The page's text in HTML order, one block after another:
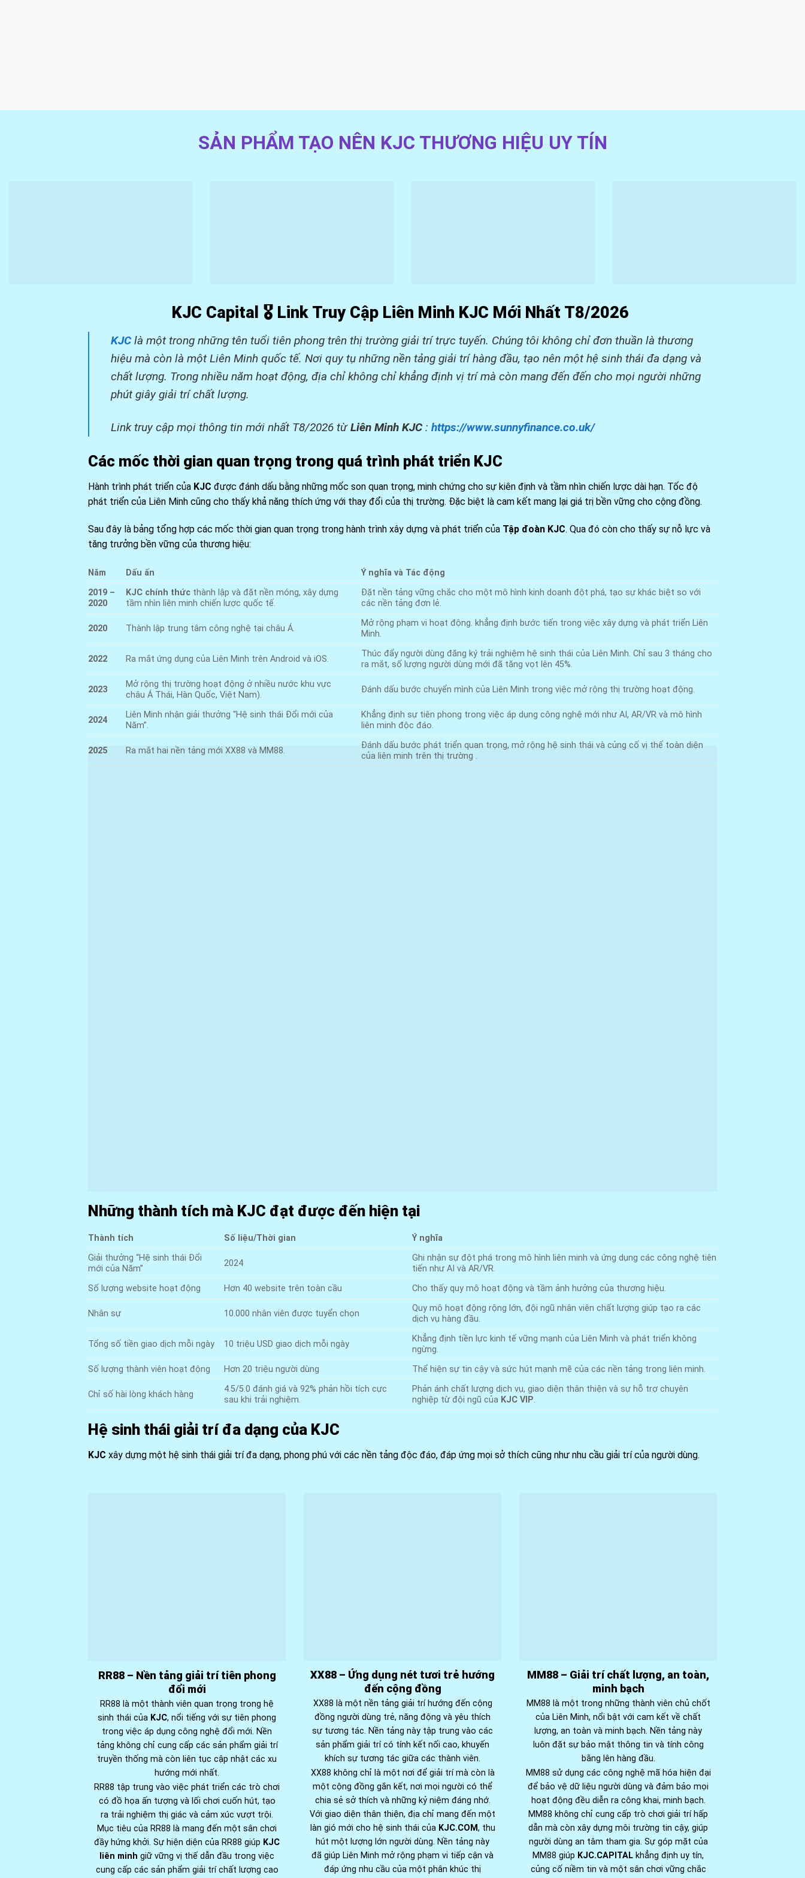
SẢN PHẨM TẠO NÊN KJC THƯƠNG HIỆU UY TÍN
KJC Capital 🎖️ Link Truy Cập Liên Minh KJC Mới Nhất T8/2026
KJC là một trong những tên tuổi tiên phong trên thị trường giải trí trực tuyến. Chúng tôi không chỉ đơn thuần là thương
hiệu mà còn là một Liên Minh quốc tế. Nơi quy tụ những nền tảng giải trí hàng đầu, tạo nên một hệ sinh thái đa dạng và
chất lượng. Trong nhiều năm hoạt động, địa chỉ không chỉ khẳng định vị trí mà còn mang đến đến cho mọi người những
phút giây giải trí chất lượng.
Link truy cập mọi thông tin mới nhất T8/2026 từLiên Minh KJC : https://www.sunnyfinance.co.uk/
Các mốc thời gian quan trọng trong quá trình phát triển KJC
Hành trình phát triển của KJC được đánh dấu bằng những mốc son quan trọng, minh chứng cho sự kiên định và tầm nhìn chiến lược dài hạn. Tốc độ
phát triển của Liên Minh cũng cho thấy khả năng thích ứng với thay đổi của thị trường. Đặc biệt là cam kết mang lại giá trị bền vững cho cộng đồng.
Sau đây là bảng tổng hợp các mốc thời gian quan trọng trong hành trình xây dựng và phát triển của Tập đoàn KJC. Qua đó còn cho thấy sự nỗ lực và
tăng trưởng bền vững của thương hiệu:
Năm Dấu ấn
Ý nghĩa và Tác động
2019 –
2020
KJC chính thức thành lập và đặt nền móng, xây dựng
tầm nhìn liên minh chiến lược quốc tế.
Đặt nền tảng vững chắc cho một mô hình kinh doanh đột phá, tạo sự khác biệt so với
các nền tảng đơn lẻ.
2020 Thành lập trung tâm công nghệ tại châu Á.
Mở rộng phạm vi hoạt động. khẳng định bước tiến trong việc xây dựng và phát triển Liên
Minh.
2022 Ra mắt ứng dụng của Liên Minh trên Android và iOS.
Thúc đẩy người dùng đăng ký trải nghiệm hệ sinh thái của Liên Minh. Chỉ sau 3 tháng cho
ra mắt, số lượng người dùng mới đã tăng vọt lên 45%.
2023
Mở rộng thị trường hoạt động ở nhiều nước khu vực
châu Á Thái, Hàn Quốc, Việt Nam).
Đánh dấu bước chuyển mình của Liên Minh trong việc mở rộng thị trường hoạt động.
2024
Liên Minh nhận giải thưởng “Hệ sinh thái Đổi mới của
Năm”.
Khẳng định sự tiên phong trong việc áp dụng công nghệ mới như AI, AR/VR và mô hình
liên minh độc đáo.
2025 Ra mắt hai nền tảng mới XX88 và MM88.
Đánh dấu bước phát triển quan trọng, mở rộng hệ sinh thái và củng cố vị thế toàn diện
của liên minh trên thị trường .
Những thành tích mà KJC đạt được đến hiện tại
Thành tích Số liệu/Thời gian
Ý nghĩa
Giải thưởng “Hệ sinh thái Đổi
mới của Năm”
2024
Ghi nhận sự đột phá trong mô hình liên minh và ứng dụng các công nghệ tiên
tiến như AI và AR/VR.
Số lượng website hoạt động
Hơn 40 website trên toàn cầu Cho thấy quy mô hoạt động và tầm ảnh hưởng của thương hiệu.
Nhân sự 10.000 nhân viên được tuyển chọn
Quy mô hoạt động rộng lớn, đội ngũ nhân viên chất lượng giúp tạo ra các
dịch vụ hàng đầu.
Tổng số tiền giao dịch mỗi ngày 10 triệu USD giao dịch mỗi ngày
Khẳng định tiền lực kinh tế vững mạnh của Liên Minh và phát triển không
ngừng.
Số lượng thành viên hoạt động
Hơn 20 triệu người dùng Thể hiện sự tin cậy và sức hút mạnh mẽ của các nền tảng trong liên minh.
Chỉ số hài lòng khách hàng
4.5/5.0 đánh giá và 92% phản hồi tích cực
sau khi trải nghiệm.
Phản ánh chất lượng dịch vụ, giao diện thân thiện và sự hỗ trợ chuyên
nghiệp từ đội ngũ của KJC VIP.
Hệ sinh thái giải trí đa dạng của KJC
KJC xây dựng một hệ sinh thái giải trí đa dạng, phong phú với các nền tảng độc đáo, đáp ứng mọi sở thích cũng như nhu cầu giải trí của người dùng.
RR88 – Nền tảng giải trí tiên phong
đổi mới
RR88 là một thành viên quan trọng trong hệ
sinh thái của KJC, nổi tiếng với sự tiên phong
trong việc áp dụng công nghệ đổi mới. Nền
tảng không chỉ cung cấp các sản phẩm giải trí
truyền thống mà còn liên tục cập nhật các xu
hướng mới nhất.
RR88 tập trung vào việc phát triển các trò chơi
có đồ họa ấn tượng và lối chơi cuốn hút, tạo
ra trải nghiệm thị giác và cảm xúc vượt trội.
Mục tiêu của RR88 là mang đến một sân chơi
đầy hứng khởi. Sự hiện diện của RR88 giúp KJC
liên minh giữ vững vị thế dẫn đầu trong việc
cung cấp các sản phẩm giải trí chất lượng cao
XX88 – Ứng dụng nét tươi trẻ hướng
đến cộng đồng
XX88 là một nền tảng giải trí hướng đến cộng
đồng người dùng trẻ, năng động và yêu thích
sự tương tác. Nền tảng này tập trung vào các
sản phẩm giải trí có tính kết nối cao, khuyến
khích sự tương tác giữa các thành viên.
XX88 không chỉ là một nơi để giải trí mà còn là
một cộng đồng gắn kết, nơi mọi người có thể
chia sẻ sở thích và những kỷ niệm đáng nhớ.
Với giao diện thân thiện, địa chỉ mang đến một
làn gió mới cho hệ sinh thái của KJC.COM, thu
hút một lượng lớn người dùng. Nền tảng này
đã giúp Liên Minh mở rộng phạm vi tiếp cận và
đáp ứng nhu cầu của một phân khúc thị
MM88 – Giải trí chất lượng, an toàn,
minh bạch
MM88 là một trong những thành viên chủ chốt
của Liên Minh, nổi bật với cam kết về chất
lượng, an toàn và minh bạch. Nền tảng này
luôn đặt sự bảo mật thông tin và tính công
bằng lên hàng đầu.
MM88 sử dụng các công nghệ mã hóa hiện đại
để bảo vệ dữ liệu người dùng và đảm bảo mọi
hoạt động đều diễn ra công khai, minh bạch.
MM88 không chỉ cung cấp trò chơi giải trí hấp
dẫn mà còn xây dựng môi trường tin cậy, giúp
người dùng an tâm tham gia. Sự góp mặt của
MM88 giúp KJC.CAPITAL khẳng định uy tín,
củng cố niềm tin và một sân chơi vững chắc